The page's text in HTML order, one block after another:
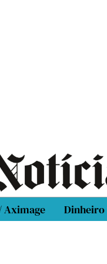
Aximage Dinheiro